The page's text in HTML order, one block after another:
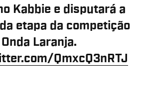
Kabbie e disputará a
etapa da competição
Laranja.
QmxcQ3nRTJ